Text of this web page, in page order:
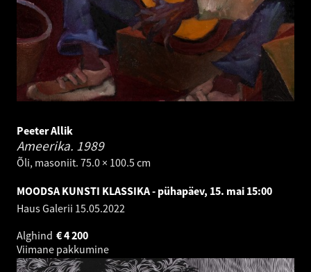
Peeter Allik
Ameerika. 1989
Õli, masoniit. 75.0 × 100.5 cm
MOODSA KUNSTI KLASSIKA - pühapäev, 15. mai 15:00
Haus Galerii 15.05.2022
Alghind
4 200
€
Viimane pakkumine